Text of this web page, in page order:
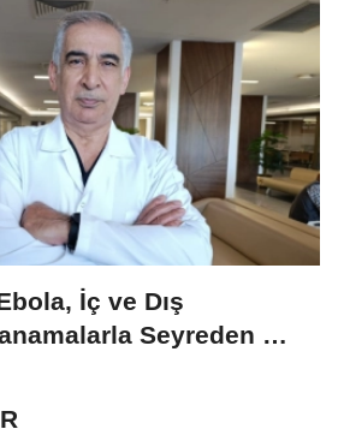
İç ve Dış
Seyreden Bir